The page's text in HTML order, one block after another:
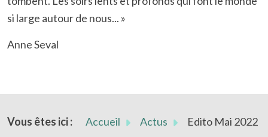
si large autour de nous... »
Anne Seval
Vous êtes ici : Accueil Actus Edito Mai 2022